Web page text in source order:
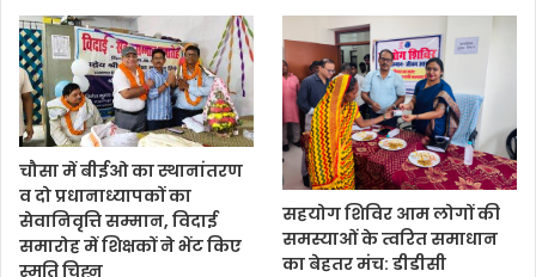
चौसा में बीईओ का स्थानांतरण
व दो प्रधानाध्यापकों का
सेवानिवृत्ति सम्मान, विदाई
समारोह में शिक्षकों ने भेंट किए
स्मृति चिह्न
सहयोग शिविर आम लोगों की
समस्याओं के त्वरित समाधान
का बेहतर मंच: डीडीसी